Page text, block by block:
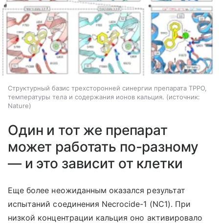
Структурный базис трехсторонней синергии препарата TPPO,
температуры тела и содержания ионов кальция.
источник:
Nature
Один и тот же препарат
может работать по-разному
— и это зависит от клетки
Еще более неожиданным оказался результат
испытаний соединения Necrocide-1 (NC1). При
низкой концентрации кальция оно активировало